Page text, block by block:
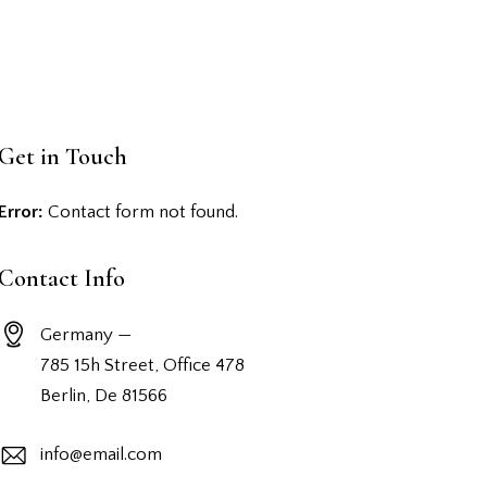
Get in Touch
Error: Contact form not found.
Contact Info
Germany —
785 15h Street, Office 478
Berlin, De 81566
info@email.com